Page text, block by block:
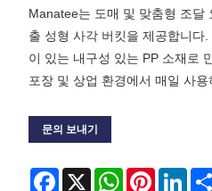
Manatee는 도매 및 맞춤형 조달
출 성형 사각 버킷을 제공합니다
이 있는 내구성 있는 PP 소재로
포장 및 상업 환경에서 매일 사용
문의 보내기
Facebook
X WhatsAppPinterest